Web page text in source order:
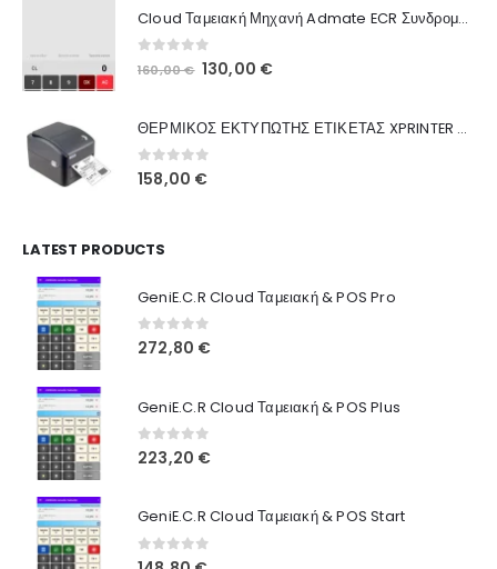
Cloud Ταμειακή Μηχανή Admate ECR Συνδρομή 12 μηνών
out of 5
160,00€ Original
160,00 €.
130,00 €Η
είναι:
ΘΕΡΜΙΚΟΣ ΕΚΤΥΠΩΤΗΣ ΕΤΙΚΕΤΑΣ XPRINTER XP-420B
0out of 5
158,00 €
LATEST PRODUCTS
GeniE.C.R Cloud Ταμειακή & POS Pro
0out of 5
272,80 €
GeniE.C.R Cloud Ταμειακή & POS Plus
0out of 5
223,20 €
GeniE.C.R Cloud Ταμειακή & POS Start
0out of 5
Πληροφορίες Καταστήματος
Ποιοι Είμαστε
Γιατί Εμάς
Blog
Όροι Χρήσης
Τρόποι Αγοράς
Τρόποι Πληρωμής
Τρόποι Αποστολής
Ασφάλεια Πληρωμών